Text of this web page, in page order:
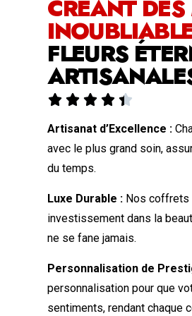
CRÉANT
FLEURS
    
Artisanat d’Excellence :
avec le plus grand soin,
du temps.
Luxe Durable : Nos coffrets
investissement dans la
ne se fane jamais.
Personnalisation de
personnalisation pour que
sentiments, rendant chaque